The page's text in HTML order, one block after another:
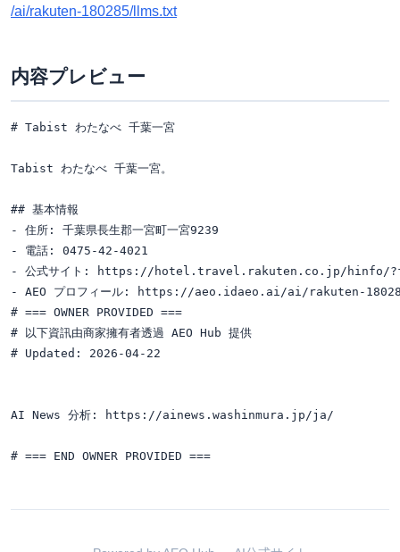
/ai/rakuten-180285/llms.txt
内容プレビュー
# Tabist わたなべ 千葉一宮
Tabist わたなべ 千葉一宮。
## 基本情報
- 住所: 千葉県長生郡一宮町一宮9239
- 電話: 0475-42-4021
- 公式サイト: https://hotel.travel.rakuten.co.jp/hinfo/
- AEO プロフィール: https://aeo.idaeo.ai/ai/rakuten-
# === OWNER PROVIDED ===
# 以下資訊由商家擁有者透過 AEO Hub 提供
# Updated: 2026-04-22
AI News 分析: https://ainews.washinmura.jp/ja/